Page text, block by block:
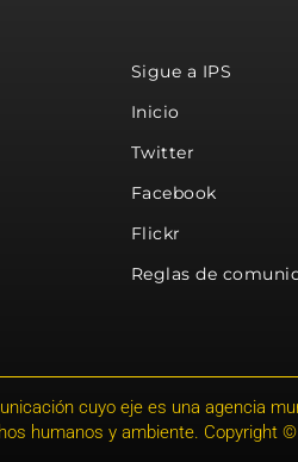
Sigue a IPS
Inicio
Twitter
Facebook
Flickr
Reglas de
cuyo eje es una agencia
humanos y ambiente. Copyright